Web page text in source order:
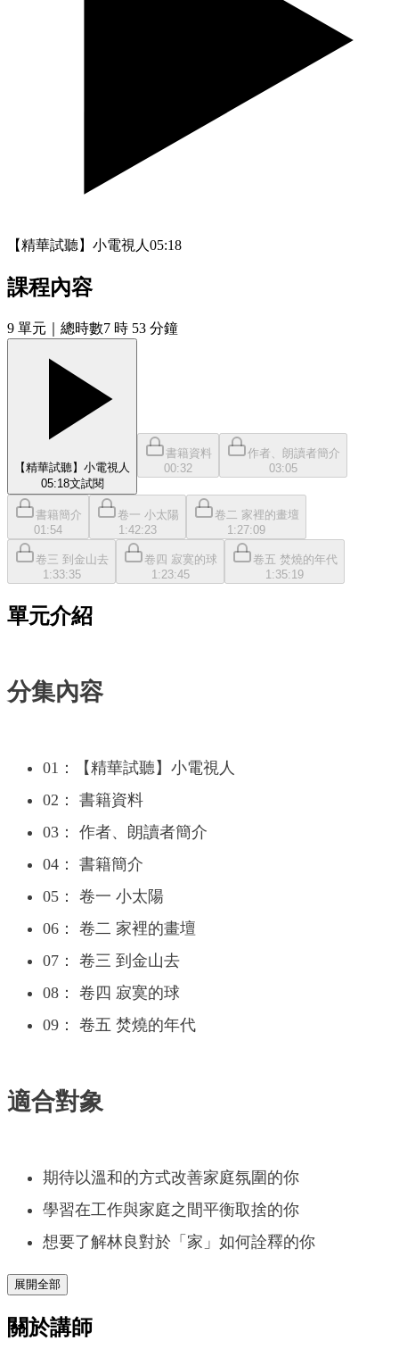
【精華試聽】小電視人 05:18
課程內容
9 單元 ｜總時數7 時 53 分鐘
【精華試聽】小電視人
05:18文試閱
書籍資料
00:32
作者、朗讀者簡介
03:05
書籍簡介
01:54
卷一 小太陽
1:42:23
卷二 家裡的畫壇
1:27:09
卷三 到金山去
1:33:35
卷四 寂寞的球
1:23:45
卷五 焚燒的年代
1:35:19
單元介紹
分集內容
01：【精華試聽】小電視人
02： 書籍資料
03： 作者、朗讀者簡介
04： 書籍簡介
05： 卷一 小太陽
06： 卷二 家裡的畫壇
07： 卷三 到金山去
08： 卷四 寂寞的球
09： 卷五 焚燒的年代
適合對象
期待以溫和的方式改善家庭氛圍的你
學習在工作與家庭之間平衡取捨的你
想要了解林良對於「家」如何詮釋的你
展開全部
關於講師